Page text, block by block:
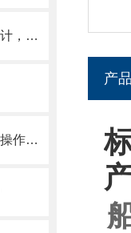
LED外延设备滤芯：多层结构设计，层层过滤防护
LED外延设备滤芯：安装便捷，操作轻松
产